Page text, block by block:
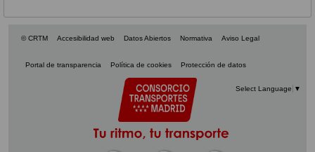
© CRTM Accesibilidad web Datos Abiertos Normativa Aviso Legal
Portal de transparencia Política de cookies Protección de datos
Select Language ▼